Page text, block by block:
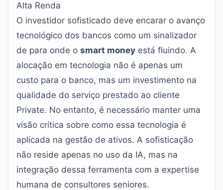
Alta Renda
O investidor sofisticado deve encarar o avanço
tecnológico dos bancos como um sinalizador
de para onde o smart money está fluindo. A
alocação em tecnologia não é apenas um
custo para o banco, mas um investimento na
qualidade do serviço prestado ao cliente
Private. No entanto, é necessário manter uma
visão crítica sobre como essa tecnologia é
aplicada na gestão de ativos. A sofisticação
não reside apenas no uso da IA, mas na
integração dessa ferramenta com a expertise
humana de consultores seniores.